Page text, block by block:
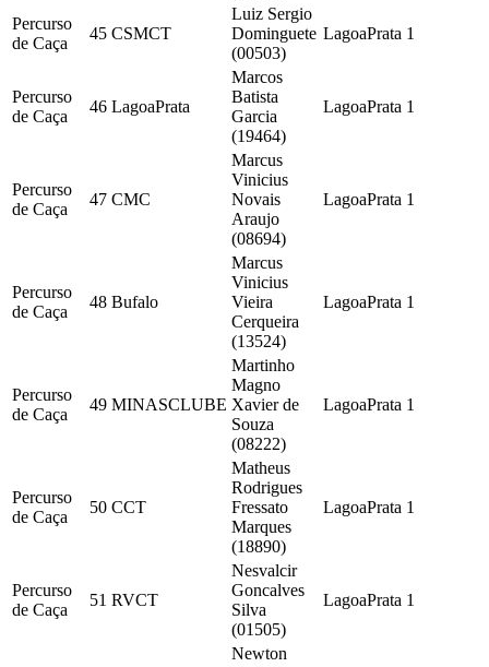
Percurso
de Caça
45 CSMCT
Luiz Sergio
Dominguete
(00503)
LagoaPrata 1
Percurso
de Caça
46 LagoaPrata
Marcos
Batista
Garcia
(19464)
LagoaPrata 1
Percurso
de Caça
47 CMC
Marcus
Vinicius
Novais
Araujo
(08694)
LagoaPrata 1
Percurso
de Caça
48 Bufalo
Marcus
Vinicius
Vieira
Cerqueira
(13524)
LagoaPrata 1
Percurso
de Caça
49 MINASCLUBE
Martinho
Magno
Xavier de
Souza
(08222)
LagoaPrata 1
Percurso
de Caça
50 CCT
Matheus
Rodrigues
Fressato
Marques
(18890)
LagoaPrata 1
Percurso
de Caça
51 RVCT
Nesvalcir
Goncalves
Silva
(01505)
LagoaPrata 1
Newton